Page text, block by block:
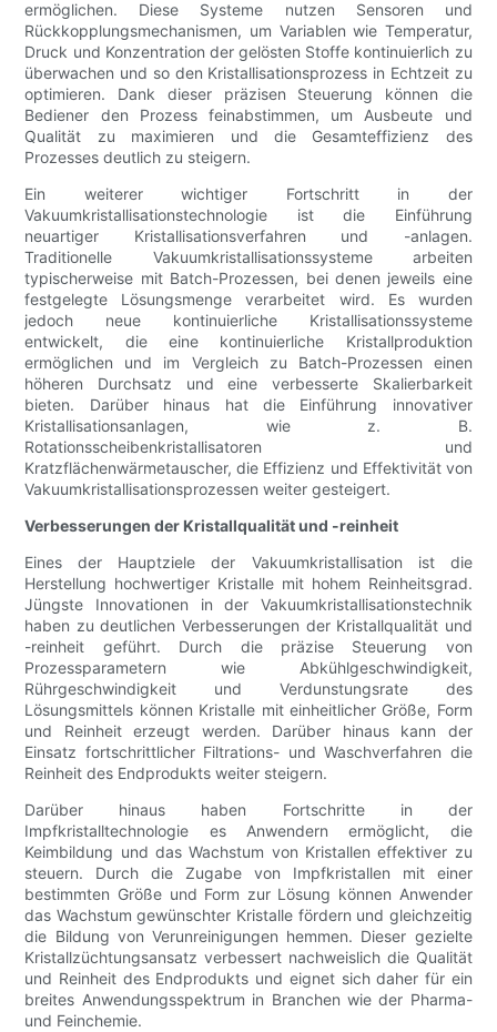
ermöglichen. Diese Systeme nutzen Sensoren und
Rückkopplungsmechanismen, um Variablen wie Temperatur,
Druck und Konzentration der gelösten Stoffe kontinuierlich zu
überwachen und so den Kristallisationsprozess in Echtzeit zu
optimieren. Dank dieser präzisen Steuerung können die
Bediener den Prozess feinabstimmen, um Ausbeute und
Qualität zu maximieren und die Gesamteffizienz des
Prozesses deutlich zu steigern.
Ein weiterer wichtiger Fortschritt in der
Vakuumkristallisationstechnologie ist die Einführung
neuartiger Kristallisationsverfahren und -anlagen.
Traditionelle Vakuumkristallisationssysteme arbeiten
typischerweise mit Batch-Prozessen, bei denen jeweils eine
festgelegte Lösungsmenge verarbeitet wird. Es wurden
jedoch neue kontinuierliche Kristallisationssysteme
entwickelt, die eine kontinuierliche Kristallproduktion
ermöglichen und im Vergleich zu Batch-Prozessen einen
höheren Durchsatz und eine verbesserte Skalierbarkeit
bieten. Darüber hinaus hat die Einführung innovativer
Kristallisationsanlagen, wie z. B.
Rotationsscheibenkristallisatoren und
Kratzflächenwärmetauscher, die Effizienz und Effektivität von
Vakuumkristallisationsprozessen weiter gesteigert.
Verbesserungen der Kristallqualität und -reinheit
Eines der Hauptziele der Vakuumkristallisation ist die
Herstellung hochwertiger Kristalle mit hohem Reinheitsgrad.
Jüngste Innovationen in der Vakuumkristallisationstechnik
haben zu deutlichen Verbesserungen der Kristallqualität und
-reinheit geführt. Durch die präzise Steuerung von
Prozessparametern wie Abkühlgeschwindigkeit,
Rührgeschwindigkeit und Verdunstungsrate des
Lösungsmittels können Kristalle mit einheitlicher Größe, Form
und Reinheit erzeugt werden. Darüber hinaus kann der
Einsatz fortschrittlicher Filtrations- und Waschverfahren die
Reinheit des Endprodukts weiter steigern.
Darüber hinaus haben Fortschritte in der
Impfkristalltechnologie es Anwendern ermöglicht, die
Keimbildung und das Wachstum von Kristallen effektiver zu
steuern. Durch die Zugabe von Impfkristallen mit einer
bestimmten Größe und Form zur Lösung können Anwender
das Wachstum gewünschter Kristalle fördern und gleichzeitig
die Bildung von Verunreinigungen hemmen. Dieser gezielte
Kristallzüchtungsansatz verbessert nachweislich die Qualität
und Reinheit des Endprodukts und eignet sich daher für ein
breites Anwendungsspektrum in Branchen wie der Pharma-
und Feinchemie.